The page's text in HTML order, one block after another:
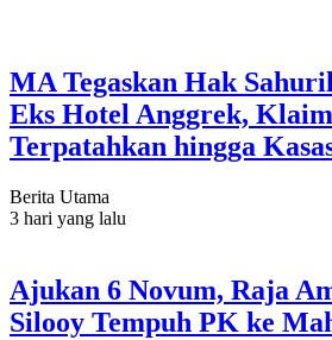
MA Tegaskan Hak
Eks Hotel Anggrek,
Terpatahkan hingga
Berita Utama
3 hari yang lalu
Ajukan 6 Novum, Raja
Silooy Tempuh PK ke